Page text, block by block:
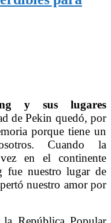
y sus lugares
de Pekin quedó, por
porque tiene un
Cuando la
en el continente
nuestro lugar de
nuestro amor por